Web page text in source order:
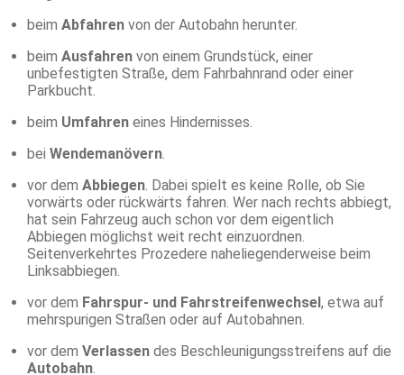
beim Abfahren von der Autobahn herunter.
beim Ausfahren von einem Grundstück, einer
unbefestigten Straße, dem Fahrbahnrand oder einer
Parkbucht.
beim Umfahren eines Hindernisses.
bei Wendemanövern.
vor dem Abbiegen. Dabei spielt es keine Rolle, ob Sie
vorwärts oder rückwärts fahren. Wer nach rechts abbiegt,
hat sein Fahrzeug auch schon vor dem eigentlich
Abbiegen möglichst weit recht einzuordnen.
Seitenverkehrtes Prozedere naheliegenderweise beim
Linksabbiegen.
vor dem Fahrspur- und Fahrstreifenwechsel, etwa auf
mehrspurigen Straßen oder auf Autobahnen.
vor dem Verlassen des Beschleunigungsstreifens auf die
Autobahn.